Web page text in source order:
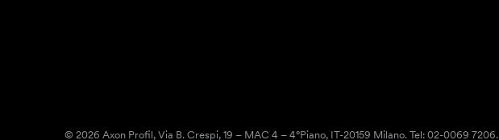
© 2026 Axon Profil, Via B. Crespi, 19 – MAC 4 – 4°Piano, IT-20159 Milano. Tel: 02-0069 7206.